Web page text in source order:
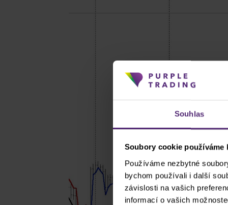
Souhlas
Soubory cookie
Používáme nezbytné
bychom používali i další
závislosti na vašich
informací o vašich